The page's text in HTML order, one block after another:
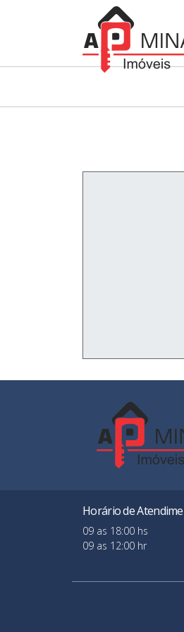
Horário de
09 as 18:00 hs
09 as 12:00 hr